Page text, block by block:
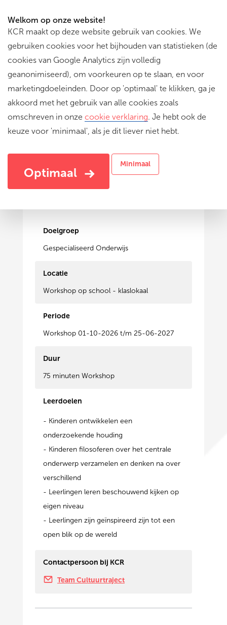
Welkom op onze website!
KCR maakt op deze website gebruik van cookies. We
gebruiken cookies voor het bijhouden van statistieken (de
cookies van Google Analytics zijn volledig
geanonimiseerd), om voorkeuren op te slaan, en voor
marketingdoeleinden. Door op 'optimaal' te klikken, ga je
akkoord met het gebruik van alle cookies zoals
omschreven in onze cookie verklaring. Je hebt ook de
keuze voor 'minimaal', als je dit liever niet hebt.
Optimaal
Minimaal
De beest uithangen - GO
Creatief onderzoeksprogramma over identiteit -
Leer dankzij dieren jezelf beter kennen
Doelgroep
Gespecialiseerd Onderwijs
Locatie
Workshop op school - klaslokaal
Periode
Workshop 01-10-2026 t/m 25-06-2027
Duur
75 minuten Workshop
Leerdoelen
- Kinderen ontwikkelen een
onderzoekende houding
- Kinderen filosoferen over het centrale
onderwerp verzamelen en denken na over
verschillend
- Leerlingen leren beschouwend kijken op
eigen niveau
- Leerlingen zijn geïnspireerd zijn tot een
open blik op de wereld
Contactpersoon bij KCR
Team Cultuurtraject